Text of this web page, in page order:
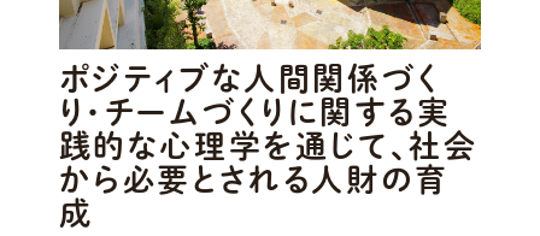
ポジティブな人間関係づく
り・チームづくりに関する実
践的な心理学を通じて、社会
から必要とされる人財の育
成